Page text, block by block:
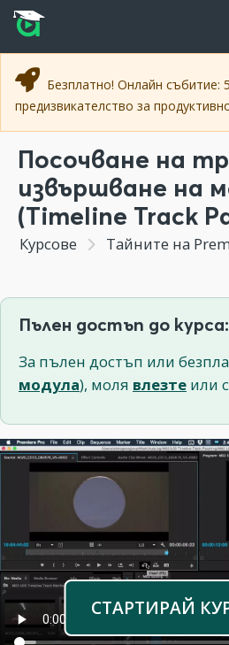
Прескочи към основното съдържание
Прескочи към навигацията
Безплатно! Онлайн събитие:
предизвикателство за
Посочване на
извършване на
(Timeline Track
Курсове Тайните на
Пълен достъп до
За пълен достъп или
модула), моля влезте или
СТАРТИРАЙ